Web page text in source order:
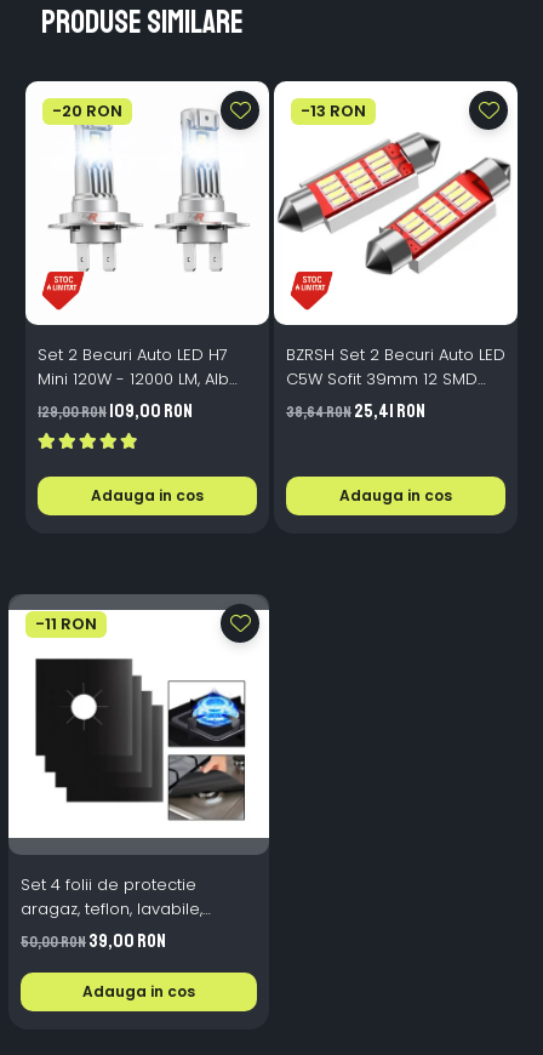
Produse similare
-20 RON
Set 2 Becuri Auto LED H7
Mini 120W - 12000 LM, Alb
Rece 6500K, Canbus
Integrat + Ventilator Răcire,
Plug & Play, 12-18V
129,00 RON109,00 RON
Adauga in cos
-13 RON
BZRSH Set 2 Becuri Auto LED
C5W Sofit 39mm 12 SMD
Canbus Fara Eroare
38,64 RON25,41 RON
Adauga in cos
-11 RON
Set 4 folii de protectie
aragaz, teflon, lavabile,
reutilizabile, Negru/Gri
50,00 RON39,00 RON
Adauga in cos